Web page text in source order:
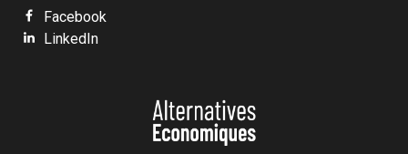
Facebook
LinkedIn